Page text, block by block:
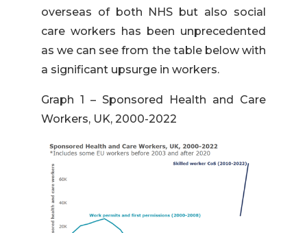
overseas of both NHS but also social
care workers has been unprecedented
as we can see from the table below with
a significant upsurge in workers.
Graph 1 – Sponsored Health and Care
Workers, UK, 2000-2022